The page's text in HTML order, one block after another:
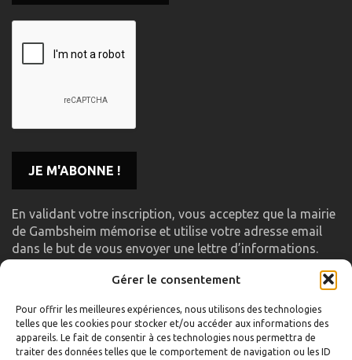
Gérer le consentement
Pour offrir les meilleures expériences, nous utilisons des technologies
telles que les cookies pour stocker et/ou accéder aux informations des
appareils. Le fait de consentir à ces technologies nous permettra de
traiter des données telles que le comportement de navigation ou les ID
En validant votre inscription, vous acceptez que la mairie
de Gambsheim mémorise et utilise votre adresse email
dans le but de vous envoyer une lettre d’informations.
LIENS UTILES
Accueil